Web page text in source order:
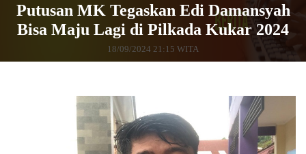
Putusan MK Tegaskan Edi Damansyah
Bisa Maju Lagi di Pilkada Kukar 2024
18/09/2024 21:15 WITA